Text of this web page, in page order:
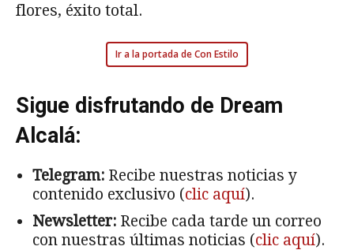
flores, éxito total.
Ir a la portada de Con Estilo
Sigue disfrutando de Dream
Alcalá:
Telegram: Recibe nuestras noticias y
contenido exclusivo (clic aquí).
Newsletter: Recibe cada tarde un correo
con nuestras últimas noticias (clic aquí).